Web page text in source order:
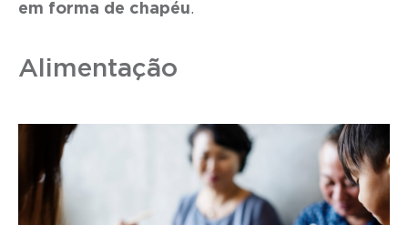
em forma de chapéu.
Alimentação